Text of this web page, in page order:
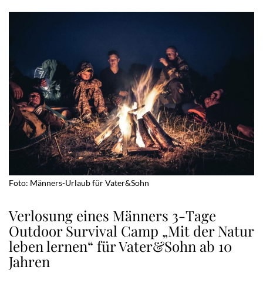
Foto: Männers-Urlaub für Vater&Sohn
Verlosung eines Männers 3-Tage
Outdoor Survival Camp „Mit der Natur
leben lernen“ für Vater&Sohn ab 10
Jahren